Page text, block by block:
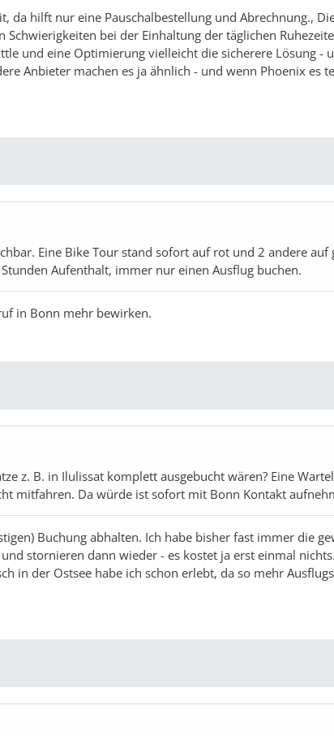
da hilft nur eine Pauschalbestellung und Abrechnung.,
bei der Einhaltung der täglichen
und eine Optimierung vielleicht die sicherere Lösung -
Anbieter machen es ja ähnlich - und wenn Phoenix es
Eine Bike Tour stand sofort auf rot und 2 andere auf
Aufenthalt, immer nur einen Ausflug buchen.
in Bonn mehr bewirken.
z. B. in Ilulissat komplett ausgebucht wären? Eine
mitfahren. Da würde ist sofort mit Bonn Kontakt
Buchung abhalten. Ich habe bisher fast immer die
stornieren dann wieder - es kostet ja erst einmal
in der Ostsee habe ich schon erlebt, da so mehr